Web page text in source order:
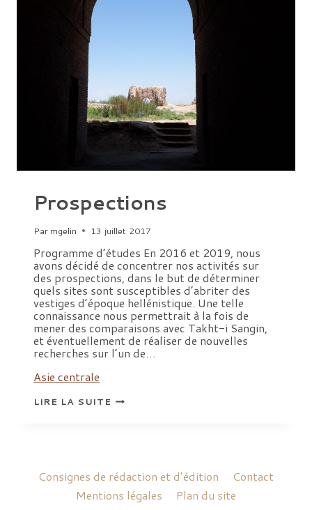
Prospections
Par mgelin 13 juillet 2017
Programme d’études En 2016 et 2019, nous
avons décidé de concentrer nos activités sur
des prospections, dans le but de déterminer
quels sites sont susceptibles d’abriter des
vestiges d’époque hellénistique. Une telle
connaissance nous permettrait à la fois de
mener des comparaisons avec Takht-i Sangin,
et éventuellement de réaliser de nouvelles
recherches sur l’un de…
Asie centrale
LIRE LA SUITEPROSPECTIONS
Consignes de rédaction et d’édition
Contact
Mentions légales
Plan du site